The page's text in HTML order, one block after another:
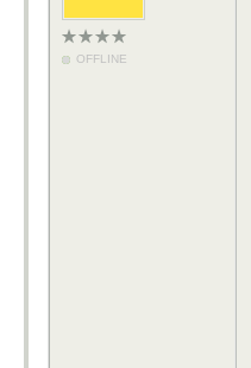
OFFLINE